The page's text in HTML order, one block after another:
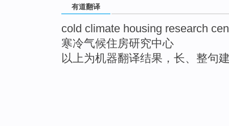
有道翻译
cold climate housing research
寒冷气候住房研究中心
以上为机器翻译结果，长、整句